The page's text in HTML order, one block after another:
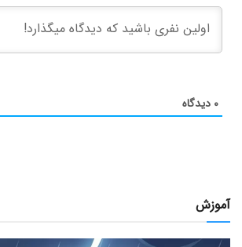
۰ دیدگاه
آموزش